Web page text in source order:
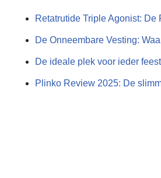
Retatrutide Triple Agonist:
De Onneembare Vesting:
De ideale plek voor ieder
Plinko Review 2025: De